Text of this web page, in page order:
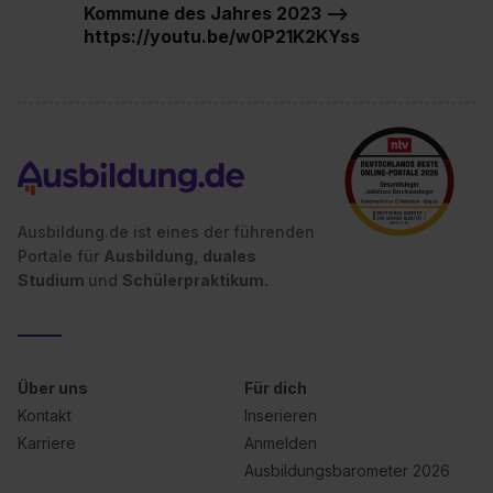
Kommune des Jahres 2023 -->
https://youtu.be/w0P21K2KYss
Ausbildung.de ist eines der führenden
Portale für Ausbildung, duales
Studium und Schülerpraktikum.
Über uns
Kontakt
Karriere
Für dich
Inserieren
Anmelden
Ausbildungsbarometer 2026